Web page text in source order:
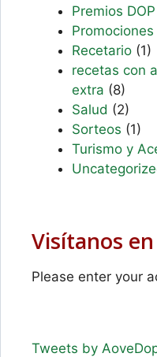
Premios
Promociones
Recetario (1)
recetas con
extra (8)
Salud (2)
Sorteos (1)
Turismo y
Visítanos
Please enter your
Tweets by